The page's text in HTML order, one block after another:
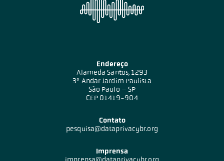
Endereço
Alameda Santos, 1293
3º Andar Jardim Paulista
São Paulo – SP
CEP 01419-904
Contato
pesquisa@dataprivacybr.org
Imprensa
imprensa@dataprivacybr.org